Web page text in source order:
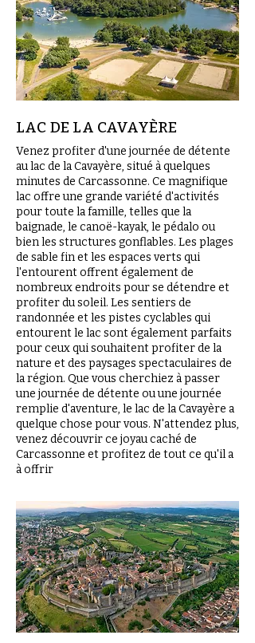
LAC DE LA CAVAYÈRE
Venez profiter d'une journée de détente
au lac de la Cavayère, situé à quelques
minutes de Carcassonne. Ce magnifique
lac offre une grande variété d'activités
pour toute la famille, telles que la
baignade, le canoë-kayak, le pédalo ou
bien les structures gonflables. Les plages
de sable fin et les espaces verts qui
l'entourent offrent également de
nombreux endroits pour se détendre et
profiter du soleil. Les sentiers de
randonnée et les pistes cyclables qui
entourent le lac sont également parfaits
pour ceux qui souhaitent profiter de la
nature et des paysages spectaculaires de
la région. Que vous cherchiez à passer
une journée de détente ou une journée
remplie d'aventure, le lac de la Cavayère a
quelque chose pour vous. N'attendez plus,
venez découvrir ce joyau caché de
Carcassonne et profitez de tout ce qu'il a
à offrir